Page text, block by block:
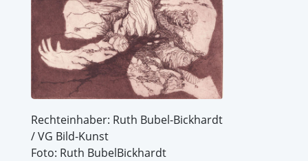
Rechteinhaber: Ruth Bubel-Bickhardt
/ VG Bild-Kunst
Foto: Ruth BubelBickhardt